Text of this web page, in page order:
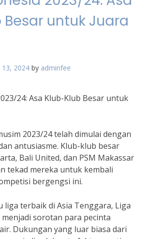
untuk Juara
13, 2024 by adminfee
24: Asa Klub-Klub Besar untuk
2023/24 telah dimulai dengan
antusiasme. Klub-klub besar
Bali United, dan PSM Makassar
tekad mereka untuk kembali
bergengsi ini.
liga terbaik di Asia Tenggara, Liga
menjadi sorotan para pecinta
Dukungan yang luar biasa dari